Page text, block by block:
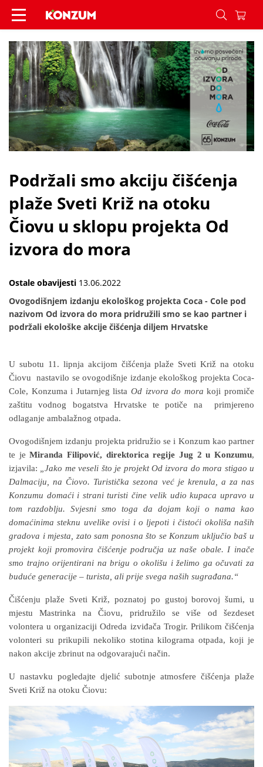
Podržali smo akciju čišćenja plaže Sveti Križ na
Podržali smo akciju čišćenja
plaže Sveti Križ na otoku
Čiovu u sklopu projekta Od
izvora do mora
Ostale obavijesti 13.06.2022
Ovogodišnjem izdanju ekološkog projekta Coca - Cole pod
nazivom Od izvora do mora pridružili smo se kao partner i
podržali ekološke akcije čišćenja diljem Hrvatske
U subotu 11. lipnja akcijom čišćenja plaže Sveti Križ na otoku
Čiovu nastavilo se ovogodišnje izdanje ekološkog projekta Coca-
Cole, Konzuma i Jutarnjeg lista Od izvora do mora koji promiče
zaštitu vodnog bogatstva Hrvatske te potiče na primjereno
odlaganje ambalažnog otpada.
Ovogodišnjem izdanju projekta pridružio se i Konzum kao partner
te jeMiranda Filipović, direktorica regije Jug 2 u Konzumu,
izjavila:
„Jako me veseli što je projekt Od izvora do mora stigao u
Dalmaciju, na Čiovo. Turistička sezona već je krenula, a za nas
Konzumu domaći i strani turisti čine velik udio kupaca upravo u
tom razdoblju. Svjesni smo toga da dojam koji o nama kao
domaćinima steknu uvelike ovisi i o ljepoti i čistoći okoliša naših
gradova i mjesta, zato sam ponosna što se Konzum uključio baš u
projekt koji promovira čišćenje područja uz naše obale. I inače
smo trajno orijentirani na brigu o okolišu i želimo ga očuvati za
buduće generacije – turista, ali prije svega naših sugrađana.“
Čišćenju plaže Sveti Križ, poznatoj po gustoj borovoj šumi, u
mjestu Mastrinka na Čiovu, pridružilo se više od šezdeset
volontera u organizaciji Odreda izviđača Trogir. Prilikom čišćenja
volonteri su prikupili nekoliko stotina kilograma otpada, koji je
nakon akcije zbrinut na odgovarajući način.
U nastavku pogledajte djelić subotnje atmosfere čišćenja plaže
Sveti Križ na otoku Čiovu: